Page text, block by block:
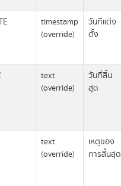
timestamp
(override)
วันที่แต่ง
ตั้ง
text
(override)
วันที่สิ้น
สุด
text
(override)
เหตุของ
การสิ้นสุด